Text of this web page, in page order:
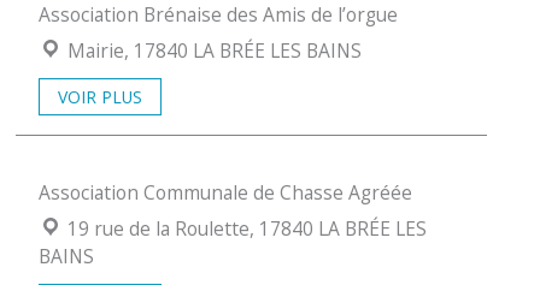
Association Brénaise des Amis de l’orgue
Localisation :
Mairie, 17840 LA BRÉE LES BAINS
VOIR PLUS
Association Communale de Chasse Agréée
Localisation :
19 rue de la Roulette, 17840 LA BRÉE LES
BAINS